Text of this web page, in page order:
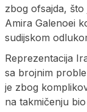
zbog ofsajda,
Amira Galenoei
sudijskom
Reprezentacija
sa brojnim
je zbog
na takmičenju